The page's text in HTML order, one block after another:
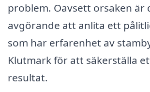
problem. Oavsett orsaken är
avgörande att anlita ett
som har erfarenhet av
Klutmark för att säkerställa
resultat.